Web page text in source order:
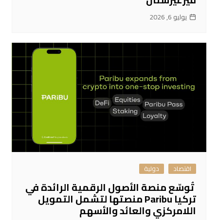
يوليو 6, 2026
اقتصاد دولية
تُوسّع منصة الأصول الرقمية الرائدة في
تركيا Paribu منصتها لتشمل التمويل
اللامركزي والعائد والأسهم